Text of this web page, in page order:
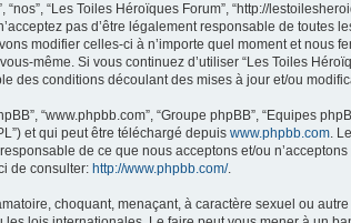
“Les Toiles Héroïques Forum”, “http://
pas d’être légalement responsable de toutes
modifier celles-ci à n’importe quel moment et nous
même. Si vous continuez d’utiliser “Les Toiles
des conditions découlant des mises à jour et/ou
“www.phpbb.com”, “Groupe phpBB”, “Equipes
et qui peut être téléchargé depuis www.phpbb.com.
de ce que nous acceptons et/ou
de consulter: http://www.phpbb.com/.
choquant, menaçant, à caractère sexuel ou